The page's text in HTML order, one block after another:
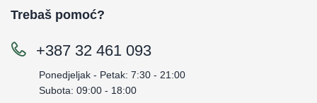
Trebaš pomoć?
+387 32 461 093
Ponedjeljak - Petak: 7:30 - 21:00
Subota: 09:00 - 18:00